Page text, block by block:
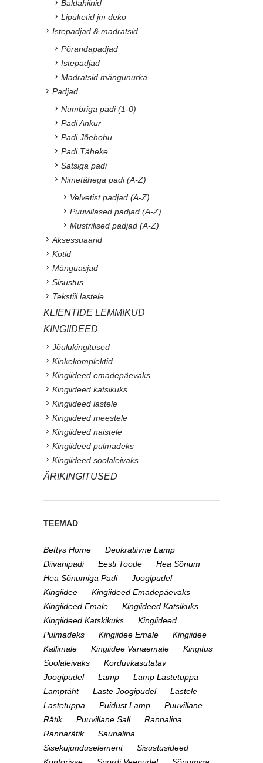
Baldahiinid
Lipuketid jm deko
Istepadjad & madratsid
Põrandapadjad
Istepadjad
Madratsid mängunurka
Padjad
Numbriga padi (1-0)
Padi Ankur
Padi Jõehobu
Padi Täheke
Satsiga padi
Nimetähega padi (A-Z)
Velvetist padjad (A-Z)
Puuvillased padjad (A-Z)
Mustrilised padjad (A-Z)
Aksessuaarid
Kotid
Mänguasjad
Sisustus
Tekstiil lastele
KLIENTIDE LEMMIKUD
KINGIIDEED
Jõulukingitused
Kinkekomplektid
Kingiideed emadepäevaks
Kingiideed katsikuks
Kingiideed lastele
Kingiideed meestele
Kingiideed naistele
Kingiideed pulmadeks
Kingiideed soolaleivaks
ÄRIKINGITUSED
TEEMAD
Bettys Home
Deokratiivne Lamp
Diivanipadi
Eesti Toode
Hea Sõnum
Hea Sõnumiga Padi
Joogipudel
Kingiidee
Kingiideed Emadepäevaks
Kingiideed Emale
Kingiideed Katsikuks
Kingiideed Katskikuks
Kingiideed
Pulmadeks
Kingiidee Emale
Kingiidee
Kallimale
Kingiidee Vanaemale
Kingitus
Soolaleivaks
Korduvkasutatav
Joogipudel
Lamp
Lamp Lastetuppa
Lamptäht
Laste Joogipudel
Lastele
Lastetuppa
Puidust Lamp
Puuvillane
Rätik
Puuvillane Sall
Rannalina
Rannarätik
Saunalina
Sisekujunduselement
Sisustusideed